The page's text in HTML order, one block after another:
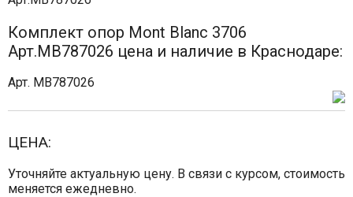
Комплект опор Mont Blanc 3706
Арт.MB787026 цена и наличие в Краснодаре:
Арт. MB787026
ЦЕНА:
Уточняйте актуальную цену. В связи с курсом, стоимость
меняется ежедневно.